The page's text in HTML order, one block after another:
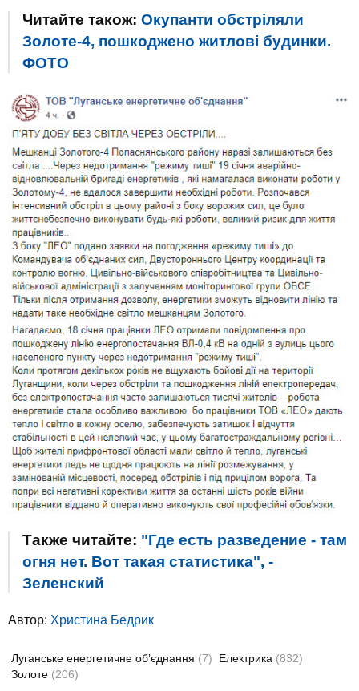
Читайте також: Окупанти обстріляли
Золоте-4, пошкоджено житлові будинки.
ФОТО
Также читайте: "Где есть разведение - там
огня нет. Вот такая статистика", -
Зеленский
Автор: Христина Бедрик
Луганське енергетичне об’єднання (7) Електрика (832)
Золоте (206)